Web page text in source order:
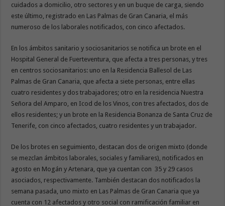
cuidados a domicilio, otro sectores y en un buque de carga, siendo
este último, registrado en Las Palmas de Gran Canaria, el más
numeroso de los laborales notificados, con cinco afectados.
En los ámbitos sanitario y sociosanitarios se notifica un brote en el
Hospital General de Fuerteventura, que afecta a tres personas, y tres
en centros sociosanitarios: uno en la Residencia Ballesol de Las
Palmas de Gran Canaria, que afecta a siete personas, entre ellas
cuatro residentes y dos trabajadores; otro en la residencia Nuestra
Señora del Amparo, en Icod de los Vinos, con tres afectados, dos de
ellos residentes; y un brote en la Residencia Bonanza de Santa Cruz de
Tenerife, con cinco afectados, cuatro residentes y un trabajador.
De los brotes en seguimiento, destacan dos de origen mixto (donde
se mezclan ámbitos laborales, sociales y familiares), notificados en
agosto en Mogán y Artenara, que ya cuentan con 35 y 29 casos
asociados, respectivamente. También destacan dos notificados la
semana pasada, uno mixto en Las Palmas de Gran Canaria que ya
cuenta con 12 afectados y otro social con ramificación familiar en